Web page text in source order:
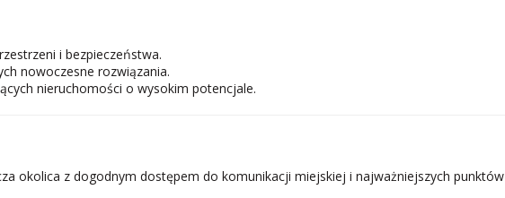
i bezpieczeństwa.
nowoczesne rozwiązania.
nieruchomości o wysokim potencjale.
okolica z dogodnym dostępem do komunikacji miejskiej i najważniejszych punktów